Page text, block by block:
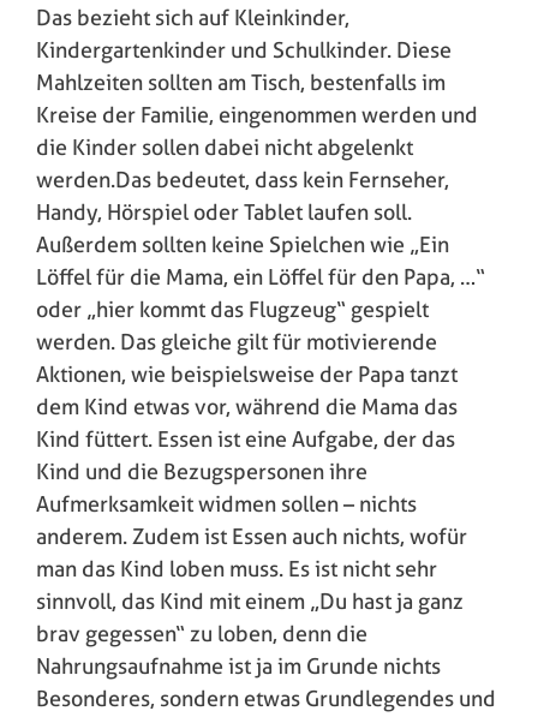
Das bezieht sich auf Kleinkinder,
Kindergartenkinder und Schulkinder. Diese
Mahlzeiten sollten am Tisch, bestenfalls im
Kreise der Familie, eingenommen werden und
die Kinder sollen dabei nicht abgelenkt
werden.Das bedeutet, dass kein Fernseher,
Handy, Hörspiel oder Tablet laufen soll.
Außerdem sollten keine Spielchen wie „Ein
Löffel für die Mama, ein Löffel für den Papa, …“
oder „hier kommt das Flugzeug“ gespielt
werden. Das gleiche gilt für motivierende
Aktionen, wie beispielsweise der Papa tanzt
dem Kind etwas vor, während die Mama das
Kind füttert. Essen ist eine Aufgabe, der das
Kind und die Bezugspersonen ihre
Aufmerksamkeit widmen sollen – nichts
anderem. Zudem ist Essen auch nichts, wofür
man das Kind loben muss. Es ist nicht sehr
sinnvoll, das Kind mit einem „Du hast ja ganz
brav gegessen“ zu loben, denn die
Nahrungsaufnahme ist ja im Grunde nichts
Besonderes, sondern etwas Grundlegendes und